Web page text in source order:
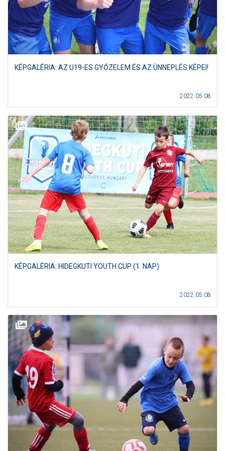
KÉPGALÉRIA: AZ U19-ES GYŐZELEM ÉS AZ ÜNNEPLÉS KÉPEI!
2022.05.08
KÉPGALÉRIA: HIDEGKUTI YOUTH CUP (1. NAP)
2022.05.08